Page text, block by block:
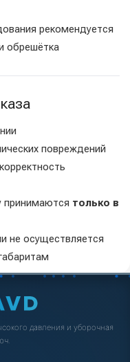
рекомендуется
обрешётка
повреждений
принимаются только в
не осуществляется
давления и уборочная